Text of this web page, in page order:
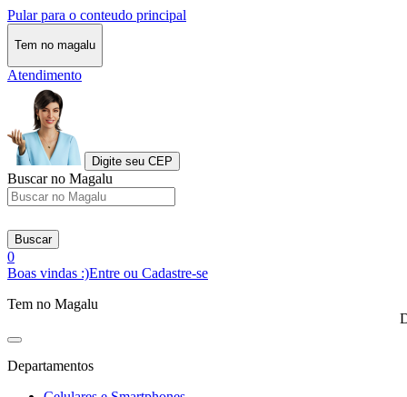
Pular para o conteudo principal
Tem no magalu
Atendimento
Digite seu CEP
Buscar no Magalu
Buscar
0
Boas vindas :)Entre ou Cadastre-se
Tem no Magalu
Departamentos